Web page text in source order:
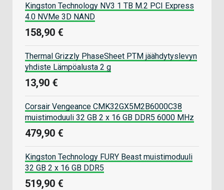
Kingston Technology NV3 1 TB M.2 PCI Express
4.0 NVMe 3D NAND
158,90 €
Thermal Grizzly PhaseSheet PTM jäähdytyslevyn
yhdiste Lämpöalusta 2 g
13,90 €
Corsair Vengeance CMK32GX5M2B6000C38
muistimoduuli 32 GB 2 x 16 GB DDR5 6000 MHz
479,90 €
Kingston Technology FURY Beast muistimoduuli
32 GB 2 x 16 GB DDR5
519,90 €